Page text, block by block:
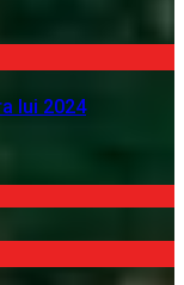
lui 2024